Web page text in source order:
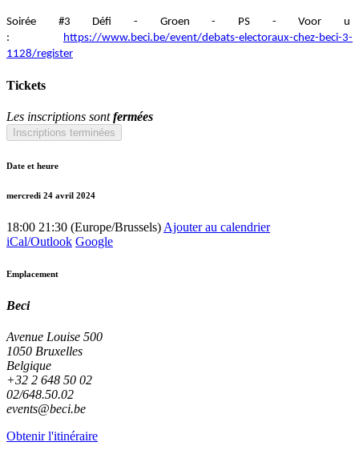
Soirée #3 Défi - Groen - PS - Voor u
:
https://www.beci.be/event/debats-electoraux-chez-beci-3-
1128/register
Tickets
Les inscriptions sontfermées
Inscriptions terminées
Date et heure
mercredi 24 avril 2024
18:00 21:30 (Europe/Brussels) Ajouter au calendrier
iCal/Outlook Google
Emplacement
Beci
Avenue Louise 500
1050 Bruxelles
Belgique
+32 2 648 50 02
02/648.50.02
events@beci.be
Obtenir l'itinéraire